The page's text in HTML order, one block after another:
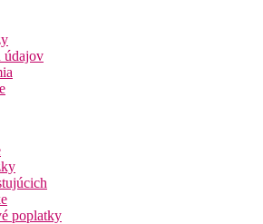
a tématickému parku Tortuga s
je ideálnou voľbou pre rodiny s deťmi.
tiež milovníci vodných športov a
aktivít.
1000 m
údajov
poplatky